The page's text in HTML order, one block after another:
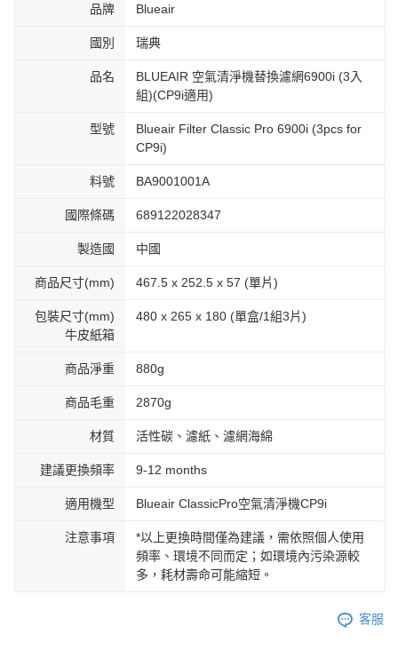
品牌 Blueair
國別 瑞典
品名
BLUEAIR 空氣清淨機替換濾網6900i (3入
組)(CP9i適用)
型號
Blueair Filter Classic Pro 6900i (3pcs for
CP9i)
料號 BA9001001A
國際條碼 689122028347
製造國 中國
商品尺寸(mm) 467.5 x 252.5 x 57 (單片)
包裝尺寸(mm)
牛皮紙箱
480 x 265 x 180 (單盒/1組3片)
商品淨重 880g
商品毛重 2870g
材質 活性碳、濾紙、濾網海綿
建議更換頻率 9-12 months
適用機型 Blueair ClassicPro空氣清淨機CP9i
注意事項
*以上更換時間僅為建議，需依照個人使用
頻率、環境不同而定；如環境內污染源較
多，耗材壽命可能縮短。
客服